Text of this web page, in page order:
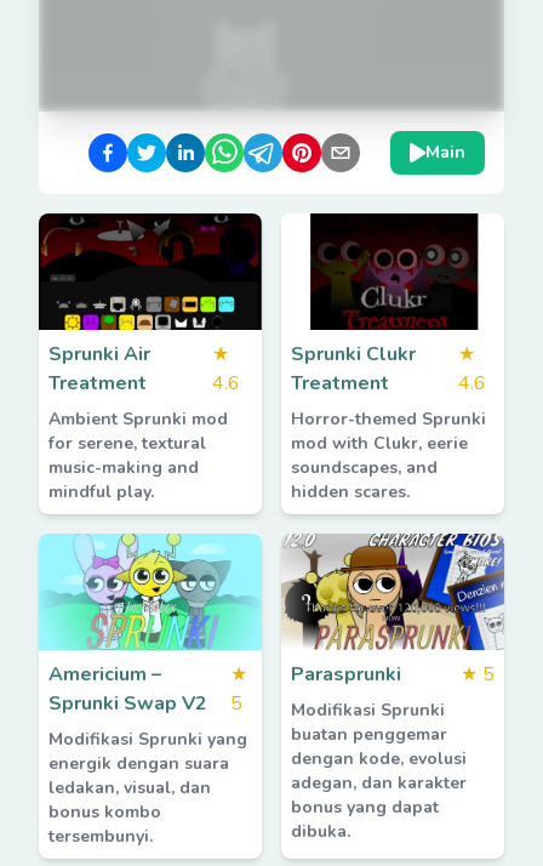
Main
Sprunki Air
Treatment
★
4.6
Ambient Sprunki mod
for serene, textural
music-making and
mindful play.
Sprunki Clukr
Treatment
★
4.6
Horror-themed Sprunki
mod with Clukr, eerie
soundscapes, and
hidden scares.
Americium –
Sprunki Swap V2
★
5
Modifikasi Sprunki yang
energik dengan suara
ledakan, visual, dan
bonus kombo
tersembunyi.
Parasprunki ★ 5
Modifikasi Sprunki
buatan penggemar
dengan kode, evolusi
adegan, dan karakter
bonus yang dapat
dibuka.